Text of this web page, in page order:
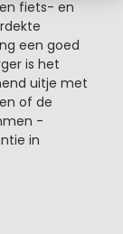
fiets- en
een goed
is het
uitje met
of de
-
in